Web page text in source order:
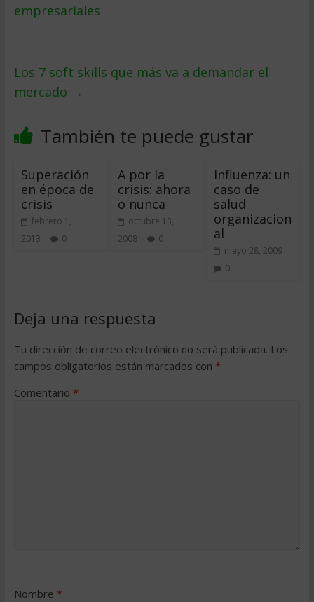
empresariales
Los 7 soft skills que más va a demandar el
mercado →
También te puede gustar
Superación
en época de
crisis
febrero 1,
2013
0
A por la
crisis: ahora
o nunca
octubre 13,
2008
0
Influenza: un
caso de
salud
organizacion
al
mayo 28, 2009
0
Deja una respuesta
Tu dirección de correo electrónico no será publicada. Los
campos obligatorios están marcados con *
Comentario *
Nombre *